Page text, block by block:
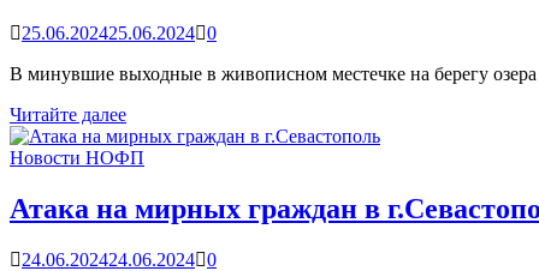
25.06.202425.06.2024 0
В минувшие выходные в живописном местечке на берегу
XII
турслёт
профсоюза
жизнеобеспечения
Новгородской
Читайте далее
Новости НОФП
Атака на мирных граждан в
24.06.202424.06.2024 0